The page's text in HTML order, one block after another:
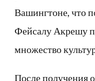
Вашингтоне, что
Фейсалу Акрешу
множество
После получения